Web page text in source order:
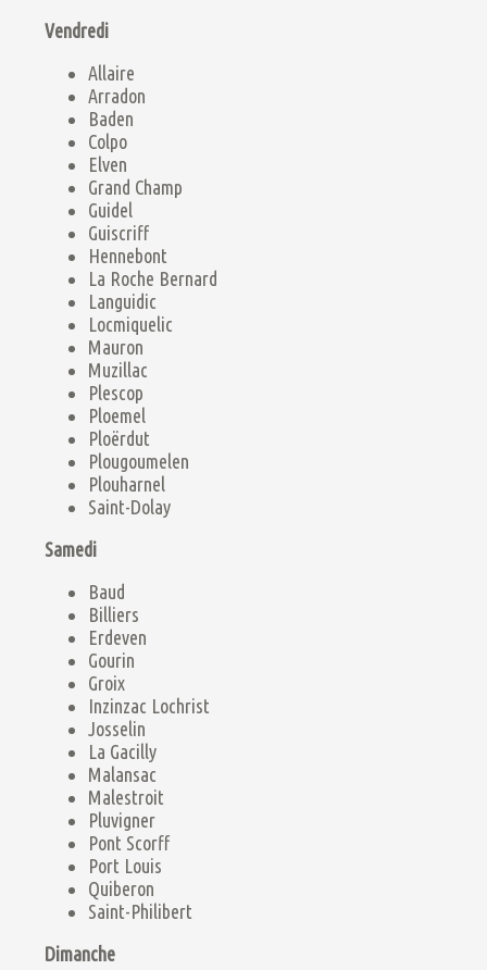
Vendredi
Allaire
Arradon
Baden
Colpo
Elven
Grand Champ
Guidel
Guiscriff
Hennebont
La Roche Bernard
Languidic
Locmiquelic
Mauron
Muzillac
Plescop
Ploemel
Ploërdut
Plougoumelen
Plouharnel
Saint-Dolay
Samedi
Baud
Billiers
Erdeven
Gourin
Groix
Inzinzac Lochrist
Josselin
La Gacilly
Malansac
Malestroit
Pluvigner
Pont Scorff
Port Louis
Quiberon
Saint-Philibert
Dimanche